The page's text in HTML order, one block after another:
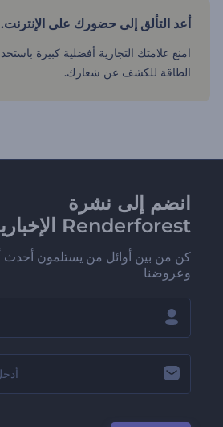
أعد التألق إلى حضورك على الإنترنت.
امنع علامتك التجارية أفضلية كبيرة
الطاقة للكشف عن شعارك.
انضم إلى نشرة
Renderforest الإخبارية
كن من بين أوائل من يستلمون أحدث
وعروضنا